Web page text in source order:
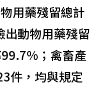
用藥殘留總計
動物用藥殘留
；禽畜產
件，均與規定